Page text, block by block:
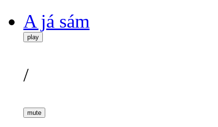
A já sám
play
/
mute